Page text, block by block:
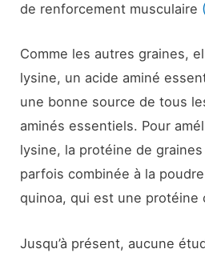
de renforcement musculaire
Comme les autres graines,
lysine, un acide aminé
une bonne source de tous
aminés essentiels. Pour
lysine, la protéine de
parfois combinée à la
quinoa, qui est une protéine
Jusqu’à présent, aucune